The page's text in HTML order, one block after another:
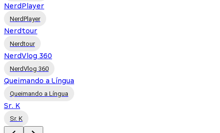
NerdPlayer
NerdPlayer
Nerdtour
Nerdtour
NerdVlog 360
NerdVlog 360
Queimando a Língua
Queimando a Língua
Sr. K
Sr. K